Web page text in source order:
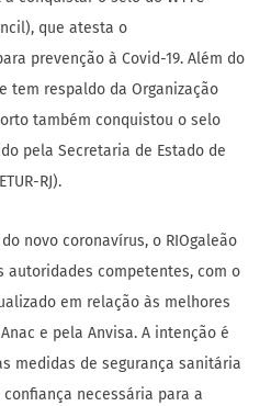
que atesta o
prevenção à Covid-19. Além do
tem respaldo da Organização
também conquistou o selo
pela Secretaria de Estado de
RJ).
novo coronavírus, o RIOgaleão
autoridades competentes, com o
em relação às melhores
e pela Anvisa. A intenção é
medidas de segurança sanitária
necessária para a